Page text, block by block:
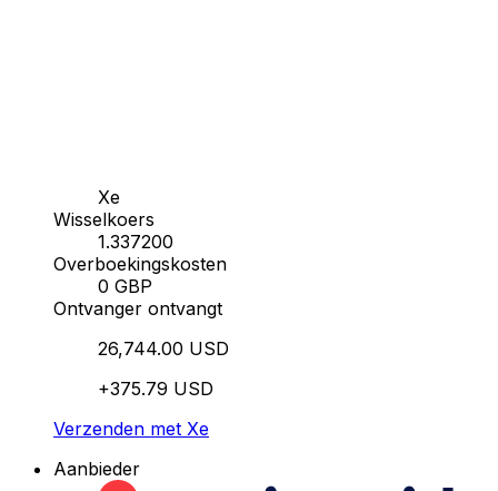
Xe
Wisselkoers
1.337200
Overboekingskosten
0 GBP
Ontvanger ontvangt
26,744.00 USD
+375.79 USD
Verzenden met Xe
Aanbieder